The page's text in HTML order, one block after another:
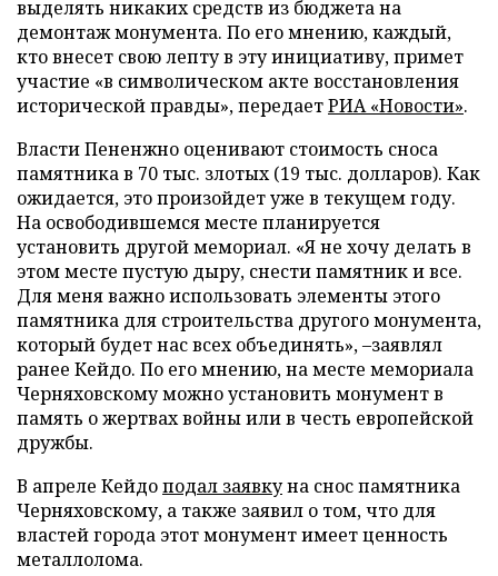
выделять никаких средств из бюджета на
демонтаж монумента. По его мнению, каждый,
кто внесет свою лепту в эту инициативу, примет
участие «в символическом акте восстановления
исторической правды», передаетРИА «Новости».
Власти Пененжно оценивают стоимость сноса
памятника в 70 тыс. злотых (19 тыс. долларов). Как
ожидается, это произойдет уже в текущем году.
На освободившемся месте планируется
установить другой мемориал. «Я не хочу делать в
этом месте пустую дыру, снести памятник и все.
Для меня важно использовать элементы этого
памятника для строительства другого монумента,
который будет нас всех объединять», –заявлял
ранее Кейдо. По его мнению, на месте мемориала
Черняховскому можно установить монумент в
память о жертвах войны или в честь европейской
дружбы.
В апреле Кейдоподал заявкуна снос памятника
Черняховскому, а также заявил о том, что для
властей города этот монумент имеет ценность
металлолома.